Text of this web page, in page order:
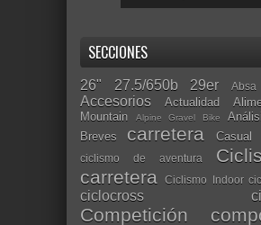
SECCIONES
26" 27.5/650b 29er
Accesorios Actualidad
Mountain
Alpine Gravel Bike
Breves carretera Casual
ciclismo de aventura
carretera
Ciclismo Indoor
ciclocross
Competición